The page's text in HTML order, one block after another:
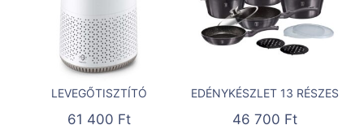
LEVEGŐTISZTÍTÓ
61 400 Ft
EDÉNYKÉSZLET 13 RÉSZES
46 700 Ft